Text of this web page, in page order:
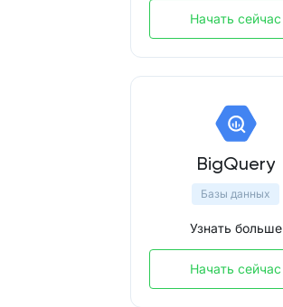
Начать сейчас
BigQuery
Базы данных
Узнать больше
Начать сейчас